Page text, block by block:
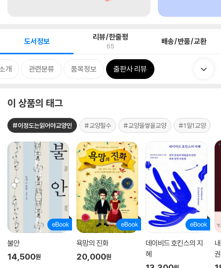
도서정보 리뷰/한줄평
65 배송/반품/교환
개 관련분류 품목정보 출판사 리뷰
이 상품의 태그
#이정도는읽어야교양인 #교양필수 #교양을쌓을교양 #1일1교양
불안
14,500원
욕망의 진화
20,000원
데이비드 호킨스의 지
혜